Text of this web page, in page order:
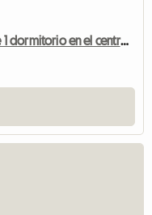
Se alquila apartamento amueblado de 1 dormitorio en el centro de la ciudad.